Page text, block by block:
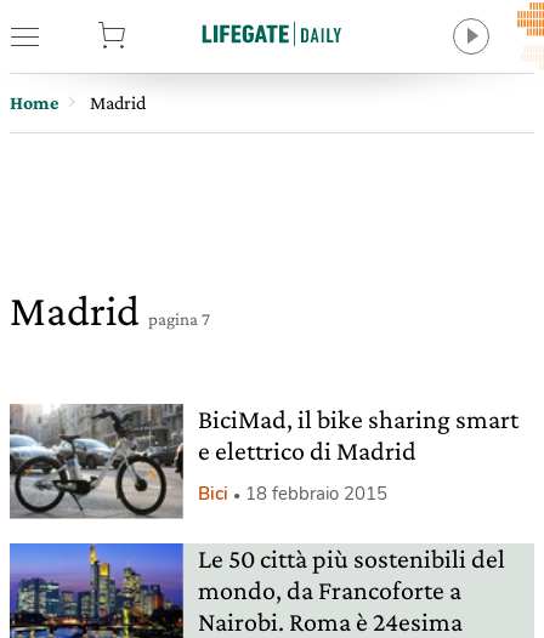
Home Madrid
Madrid pagina 7
BiciMad, il bike sharing smart
e elettrico di Madrid
Bici 18 febbraio 2015
Le 50 città più sostenibili del
mondo, da Francoforte a
Nairobi. Roma è 24esima